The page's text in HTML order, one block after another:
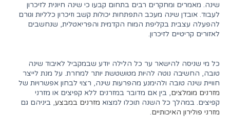
שינה. מאמרים ומחקרים רבים בתחום קבעו כי שינה חיונית לזיכרון
לעבוד. אובדן שינה מעכב התפתחות יכולות קשב וזיכרון כלליות וגורם
להפעלה עצבית בקליפת המוח הקדמית והפריאטלית, שנחשבים
לאזורים קריטיים לזיכרון.
כל מי שניסה להישאר ער כל הלילה יודע שבמקביל לאיבוד שינה
טובה, החשיבה נוטה להיות מטושטשת יותר למחרת. על מנת לייצר
חוויית שינה טובה ולהימנע מהפרעות שינה, רצוי לבחון אפשרויות של
מזרנים מומלצים, בין אם מדובר במזרנים ללא קפיצים או מזרני
קפיצים. במהלך כל השנה תוכלו למצוא מזרנים במבצע, ביניהם גם
מזרני פולירון האיכותיים.